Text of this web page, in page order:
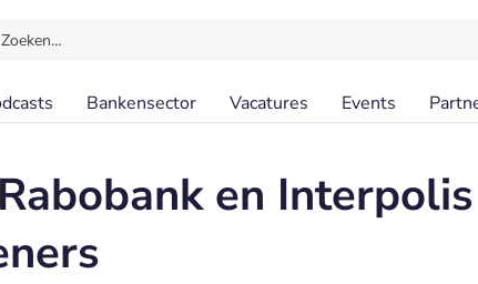
Zoeken…
Bankensector Vacatures Events
en